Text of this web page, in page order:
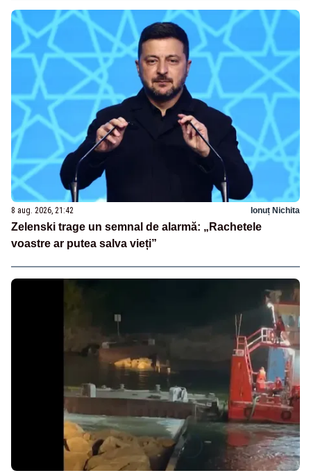
8 aug. 2026, 21:42 Ionuț Nichita
Zelenski trage un semnal de alarmă: „Rachetele
voastre ar putea salva vieți”